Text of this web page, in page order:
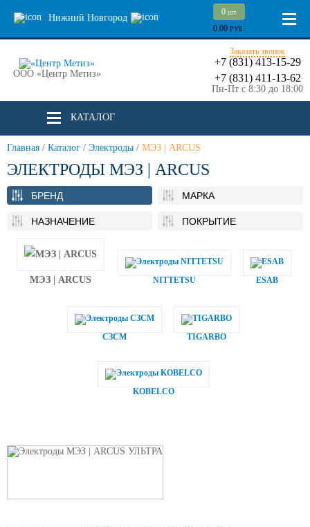
Нижний Новгород
0 шт.
0.00 РУБ.
ООО «Центр Метиз»
Заказать звонок
+7 (831) 413-15-29
+7 (831) 411-13-62
Пн-Пт с 8:30 до 18:00
КАТАЛОГ
Главная / Каталог / Электроды / МЭЗ | ARCUS
ЭЛЕКТРОДЫ МЭЗ | ARCUS
БРЕНД МАРКА
НАЗНАЧЕНИЕ ПОКРЫТИЕ
МЭЗ | ARCUS NITTETSU ESAB
СЗСМ TIGARBO
KOBELCO